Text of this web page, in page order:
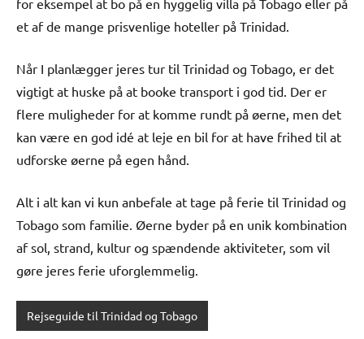
et af de mange prisvenlige hoteller på Trinidad.
Når I planlægger jeres tur til Trinidad og Tobago, er det
vigtigt at huske på at booke transport i god tid. Der er
flere muligheder for at komme rundt på øerne, men det
kan være en god idé at leje en bil for at have frihed til at
udforske øerne på egen hånd.
Alt i alt kan vi kun anbefale at tage på ferie til Trinidad og
Tobago som familie. Øerne byder på en unik kombination
af sol, strand, kultur og spændende aktiviteter, som vil
gøre jeres ferie uforglemmelig.
Rejseguide til Trinidad og Tobago